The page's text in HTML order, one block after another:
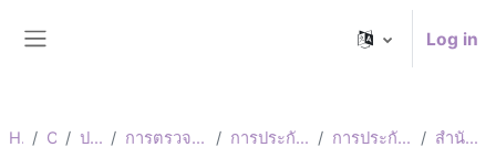
Log in
Home Courses ประกันคุณภาพ การตรวจประกันคุณภาพการศึกษา ปี 2567 การประกันคุณภาพภายในระดับหน่วยงาน การประกันคุณภาพภายในระดับหน่วยงาน สำนักทะเบียนและประมวลผล